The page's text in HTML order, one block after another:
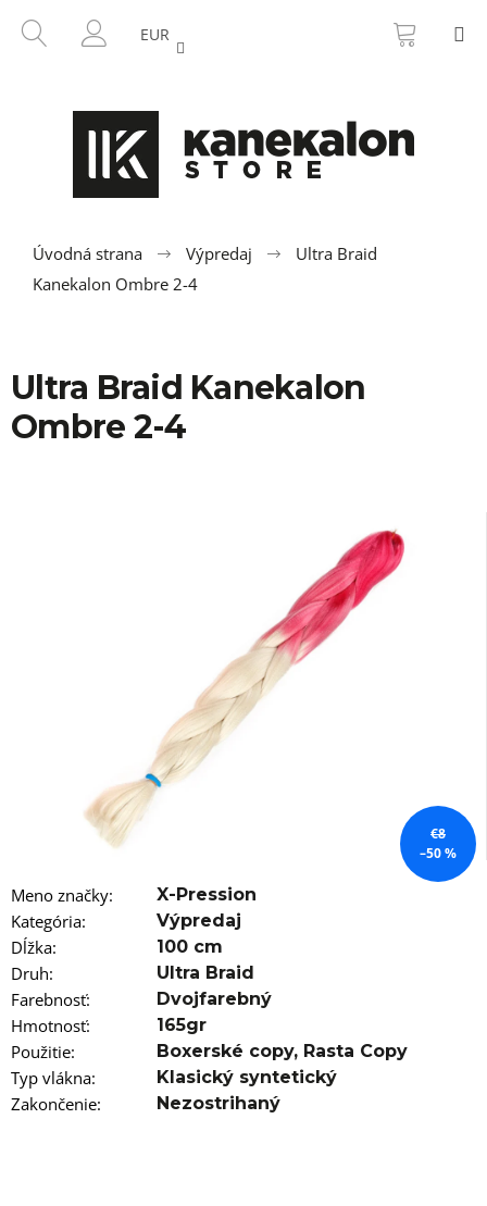
HĽADAŤ
PRIHLÁSENIE
EUR KOŠÍK
Úvodná strana Výpredaj
Ultra Braid
Kanekalon Ombre 2-4
Ultra Braid Kanekalon
Ombre 2-4
€8
–50 %
Meno značky: X-Pression
Kategória: Výpredaj
Dĺžka: 100 cm
Druh: Ultra Braid
Farebnosť: Dvojfarebný
Hmotnosť: 165gr
Použitie: Boxerské copy, Rasta Copy
Typ vlákna: Klasický syntetický
Zakončenie: Nezostrihaný
SPÄŤ
SPÄŤ
e
e
t
HĽADAŤ
o
r
ú
č
a
m
KLASICKÝ
KERATIN
-